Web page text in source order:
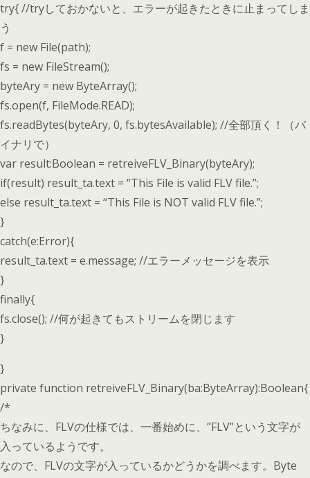
try{ //tryしておかないと、エラーが起きたときに止まってしま
う
f = new File(path);
fs = new FileStream();
byteAry = new ByteArray();
fs.open(f, FileMode.READ);
fs.readBytes(byteAry, 0, fs.bytesAvailable); //全部頂く！（バ
イナリで）
var result:Boolean = retreiveFLV_Binary(byteAry);
if(result) result_ta.text = “This File is valid FLV file.”;
else result_ta.text = “This File is NOT valid FLV file.”;
}
catch(e:Error){
result_ta.text = e.message; //エラーメッセージを表示
}
finally{
fs.close(); //何が起きてもストリームを閉じます
}
}
private function retreiveFLV_Binary(ba:ByteArray):Boolean{
/*
ちなみに、FLVの仕様では、一番始めに、”FLV”という文字が
入っているようです。
なので、FLVの文字が入っているかどうかを調べます。Byte